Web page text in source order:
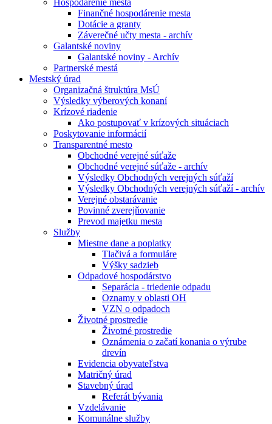
Hospodárenie mesta
Finančné hospodárenie mesta
Dotácie a granty
Záverečné učty mesta - archív
Galantské noviny
Galantské noviny - Archív
Partnerské mestá
Mestský úrad
Organizačná štruktúra MsÚ
Výsledky výberových konaní
Krízové riadenie
Ako postupovať v krízových situáciach
Poskytovanie informácií
Transparentné mesto
Obchodné verejné súťaže
Obchodné verejné súťaže - archív
Výsledky Obchodných verejných súťaží
Výsledky Obchodných verejných súťaží - archív
Verejné obstarávanie
Povinné zverejňovanie
Prevod majetku mesta
Služby
Miestne dane a poplatky
Tlačivá a formuláre
Výšky sadzieb
Odpadové hospodárstvo
Separácia - triedenie odpadu
Oznamy v oblasti OH
VZN o odpadoch
Životné prostredie
Životné prostredie
Oznámenia o začatí konania o výrube
drevín
Evidencia obyvateľstva
Matričný úrad
Stavebný úrad
Referát bývania
Vzdelávanie
Komunálne služby